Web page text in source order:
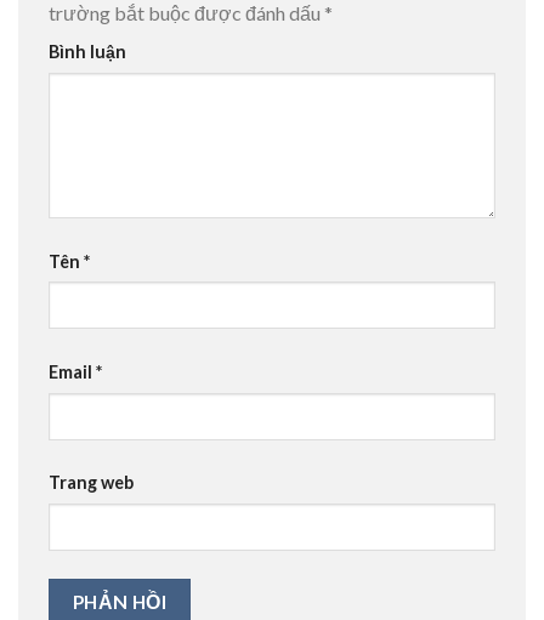
trường bắt buộc được đánh dấu *
Bình luận
Tên *
Email *
Trang web